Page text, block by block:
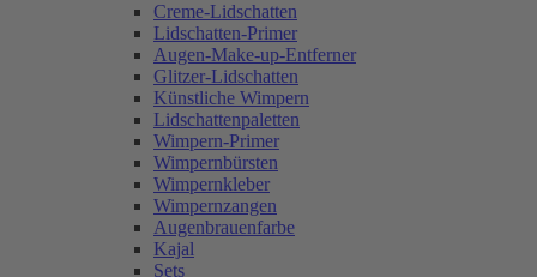
Creme-Lidschatten
Lidschatten-Primer
Augen-Make-up-Entferner
Glitzer-Lidschatten
Künstliche Wimpern
Lidschattenpaletten
Wimpern-Primer
Wimpernbürsten
Wimpernkleber
Wimpernzangen
Augenbrauenfarbe
Kajal
Sets